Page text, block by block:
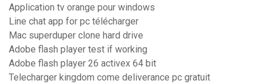
Application tv orange pour windows
Line chat app for pc télécharger
Mac superduper clone hard drive
Adobe flash player test if working
Adobe flash player 26 activex 64 bit
Telecharger kingdom come deliverance pc gratuit